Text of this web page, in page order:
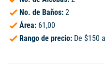
No. de Baños: 2
Área: 61,00
Rango de precio: De $150